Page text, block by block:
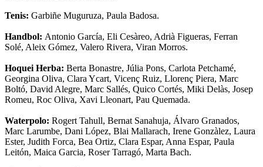
Tenis: Garbiñe Muguruza, Paula Badosa.
Handbol: Antonio García, Eli Cesàreo, Adrià Figueras, Ferran
Solé, Aleix Gómez, Valero Rivera, Viran Morros.
Hoquei Herba: Berta Bonastre, Júlia Pons, Carlota Petchamé,
Georgina Oliva, Clara Ycart, Vicenç Ruiz, Llorenç Piera, Marc
Boltó, David Alegre, Marc Sallés, Quico Cortés, Miki Delàs, Josep
Romeu, Roc Oliva, Xavi Lleonart, Pau Quemada.
Waterpolo: Rogert Tahull, Bernat Sanahuja, Álvaro Granados,
Marc Larumbe, Dani López, Blai Mallarach, Irene Gonzàlez, Laura
Ester, Judith Forca, Bea Ortiz, Clara Espar, Anna Espar, Paula
Leitón, Maica Garcia, Roser Tarragó, Marta Bach.